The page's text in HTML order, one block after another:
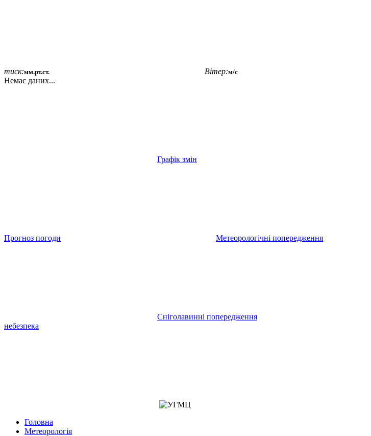
тиск:мм.рт.ст. Вітер:м/с
Немає даних...
Графік змін
Прогноз погоди Метеорологічні попередження
Сніголавинні попередження
небезпека
Головна
Метеорологія